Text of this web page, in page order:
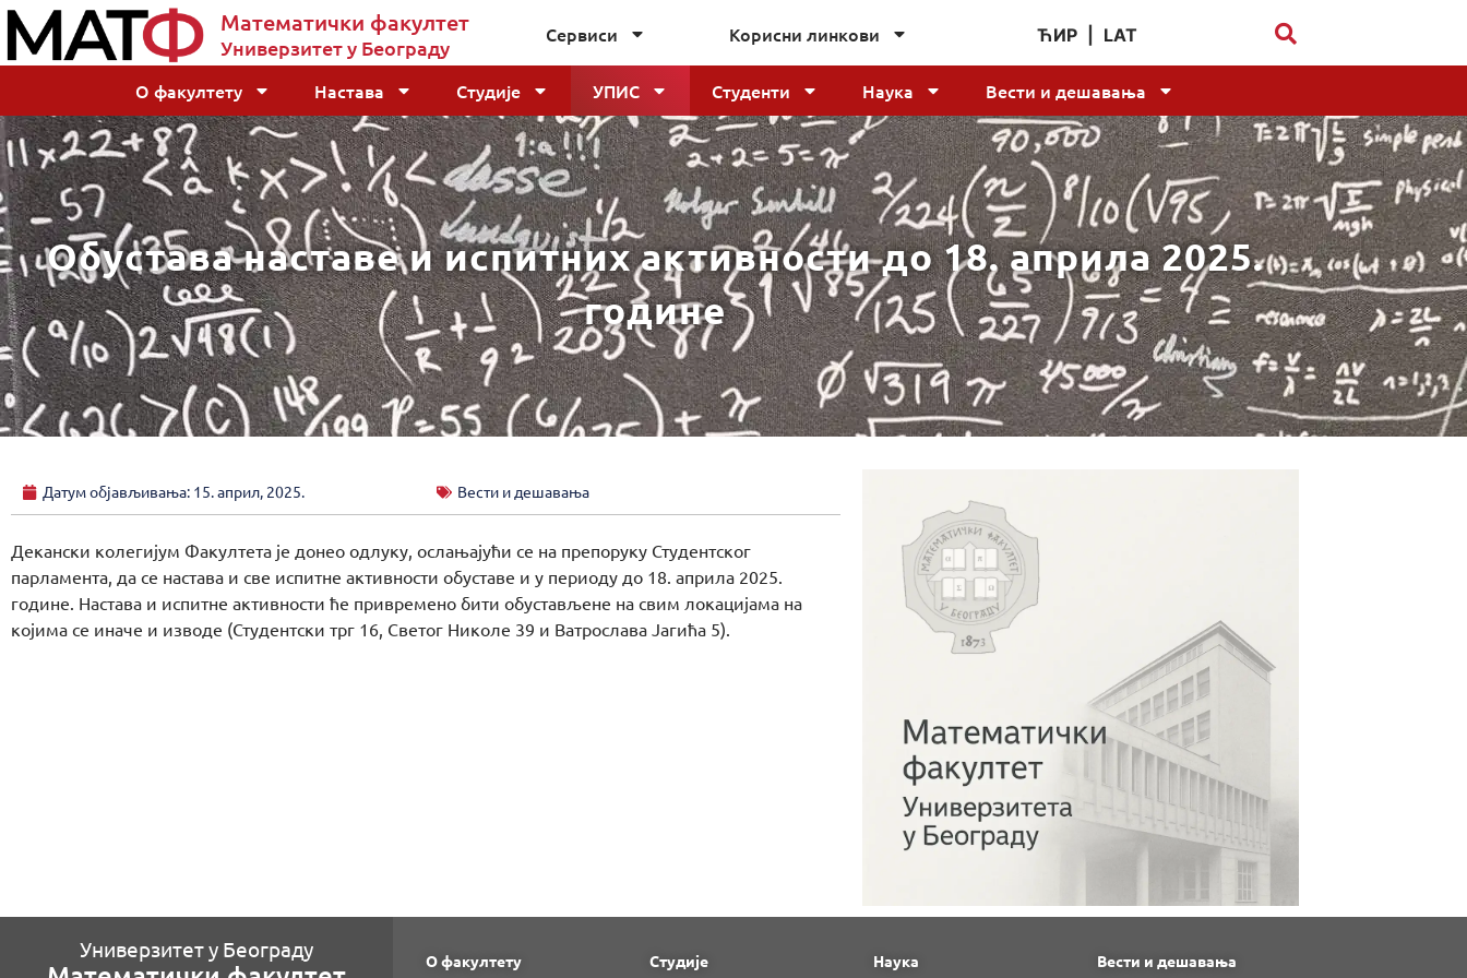
Математички факултет
Универзитет у Београду
Сервиси Корисни линкови ЋИР LAT
О факултету Настава Студије УПИС Студенти Наука Вести и дешавања
Обустава наставе и испитних активности до 18. априла 2025.
године
Датум објављивања: 15. април, 2025. Вести и дешавања
Декански колегијум Факултета је донео одлуку, ослањајући се на препоруку Студентског
парламента, да се настава и све испитне активности обуставе и у периоду до 18. априла 2025.
године. Настава и испитне активности ће привремено бити обустављене на свим локацијама на
којима се иначе и изводе (Студентски трг 16, Светог Николе 39 и Ватрослава Јагића 5).
Универзитет у Београду О факултету Студије Наука Вести и дешавања